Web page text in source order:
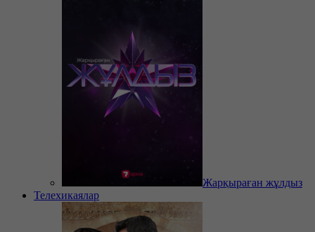
Жарқыраған жұлдыз
Телехикаялар